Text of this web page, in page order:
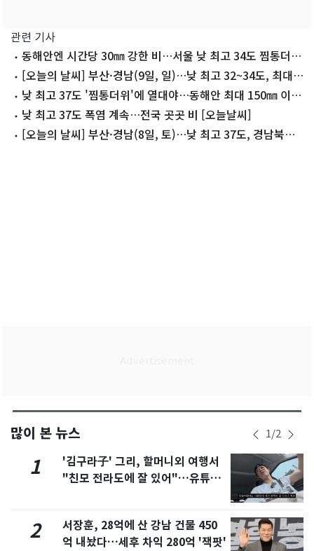
관련 기사
동해안엔 시간당 30㎜ 강한 비…서울 낮 최고 34도 찜통더위
[오늘날씨]
[오늘의 날씨] 부산·경남(9일, 일)…낮 최고 32~34도, 최대
60㎜ 비
낮 최고 37도 '찜통더위'에 열대야…동해안 최대 150㎜ 이상
폭우(종합)
낮 최고 37도 폭염 계속…전국 곳곳 비 [오늘날씨]
[오늘의 날씨] 부산·경남(8일, 토)…낮 최고 37도, 경남북서
많이 본 뉴스 1/2
1
'김구라子' 그리, 할머니외 여행서
"친모 전라도에 잘 있어"…유튜브
2
서장훈, 28억에 산 강남 건물 450
억 내놨다…세후 차익 280억 '잭팟'